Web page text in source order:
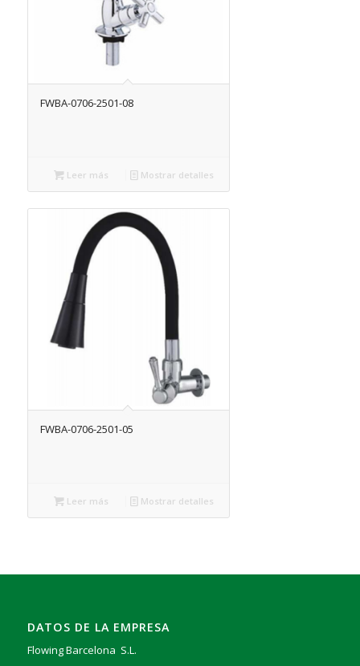
FWBA-0706-2501-08
Leer más Mostrar detalles
FWBA-0706-2501-05
Leer más Mostrar detalles
DATOS DE LA EMPRESA
Flowing Barcelona S.L.